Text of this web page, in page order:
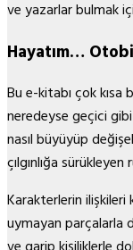
ve yazarlar bulmak
Hayatım…
Bu e-kitabı çok kısa
neredeyse geçici
nasıl büyüyüp
çılgınlığa
Karakterlerin
uymayan parçalarla